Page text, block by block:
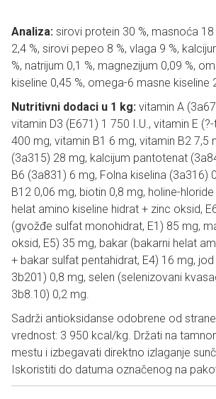
Analiza: sirovi protein 30 %, masnoća
2,4 %, sirovi pepeo 8 %, vlaga 9 %,
%, natrijum 0,1 %, magnezijum 0,09 %,
kiseline 0,45 %, omega-6 masne kiseline
Nutritivni dodaci u 1 kg: vitamin A
vitamin D3 (E671) 1 750 I.U., vitamin E
400 mg, vitamin B1 6 mg, vitamin B2 7,5
(3a315) 28 mg, kalcijum pantotenat
B6 (3a831) 6 mg, Folna kiselina (3a316)
B12 0,06 mg, biotin 0,8 mg, holine-
helat amino kiseline hidrat + zinc oksid,
(gvožđe sulfat monohidrat, E1) 85 mg,
oksid, E5) 35 mg, bakar (bakarni helat
+ bakar sulfat pentahidrat, E4) 16 mg,
3b201) 0,8 mg, selen (selenizovani
3b8.10) 0,2 mg.
Sadrži antioksidanse odobrene od
vrednost: 3 950 kcal/kg. Držati na
mestu i izbegavati direktno izlaganje
Iskoristiti do datuma označenog na